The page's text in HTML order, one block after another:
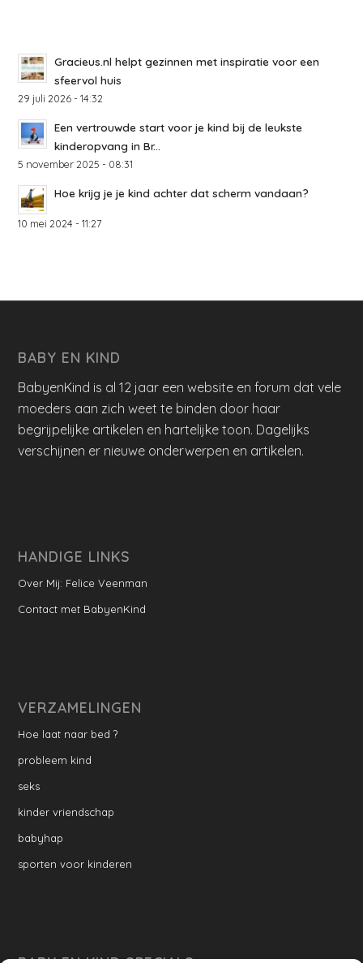
Gracieus.nl helpt gezinnen met inspiratie voor een
sfeervol huis
29 juli 2026 - 14:32
Een vertrouwde start voor je kind bij de leukste
kinderopvang in Br...
5 november 2025 - 08:31
Hoe krijg je je kind achter dat scherm vandaan?
10 mei 2024 - 11:27
BABY EN KIND
BabyenKind is al 12 jaar een website en forum dat vele
moeders aan zich weet te binden door haar
begrijpelijke artikelen en hartelijke toon. Dagelijks
verschijnen er nieuwe onderwerpen en artikelen.
HANDIGE LINKS
Over Mij: Felice Veenman
Contact met BabyenKind
VERZAMELINGEN
Hoe laat naar bed ?
probleem kind
seks
kinder vriendschap
babyhap
sporten voor kinderen